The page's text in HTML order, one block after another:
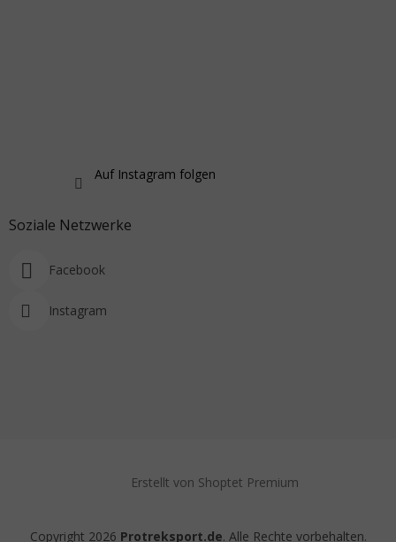
Auf Instagram folgen
Soziale Netzwerke
Facebook
Instagram
Erstellt von Shoptet Premium
Copyright 2026 Protreksport.de. Alle Rechte vorbehalten.